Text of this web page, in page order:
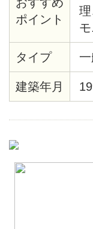
ポイント
タイプ
建築年月